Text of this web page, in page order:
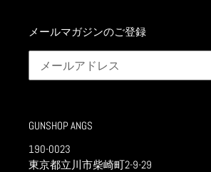
メールマガジンのご登録
GUNSHOP ANGS
190-0023
東京都立川市柴崎町2-9-29